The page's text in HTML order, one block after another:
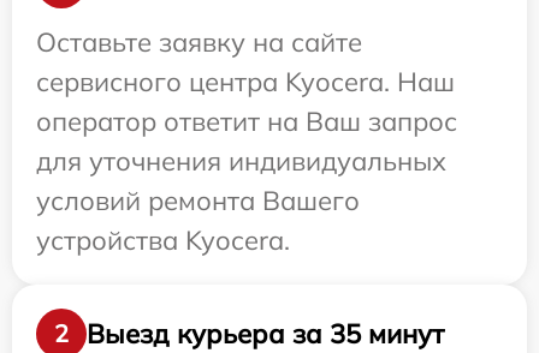
Оставьте заявку на сайте
сервисного центра Kyocera. Наш
оператор ответит на Ваш запрос
для уточнения индивидуальных
условий ремонта Вашего
устройства Kyocera.
2
Выезд курьера за 35 минут